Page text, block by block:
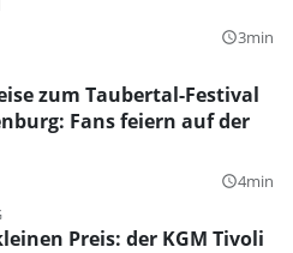
query_builder3min
zum Taubertal-Festival
Fans feiern auf der
query_builder4min
Preis: der KGM Tivoli